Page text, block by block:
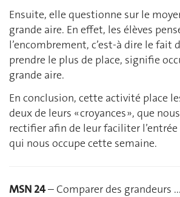
Ensuite, elle questionne sur le
grande aire. En effet, les élèves
l’encombrement, c’est-à dire le fait
prendre le plus de place, signifie
grande aire.
En conclusion, cette activité place
deux de leurs « croyances », que
rectifier afin de leur faciliter
qui nous occupe cette semaine.
MSN 24– Comparer des grandeurs ...